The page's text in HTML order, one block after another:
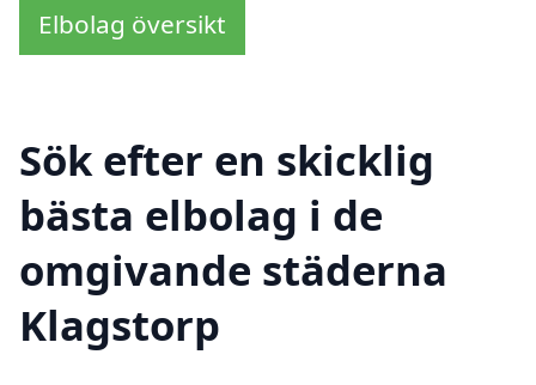
Elbolag översikt
Sök efter en skicklig
bästa elbolag i de
omgivande städerna
Klagstorp